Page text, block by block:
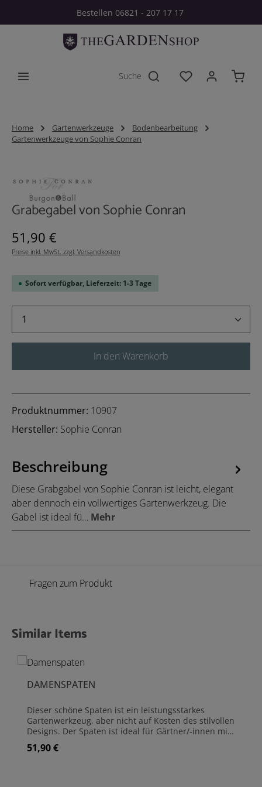
Zum Hauptinhalt springenBestellen 06821 - 207 17 17
Du hast 0
Home Gartenwerkzeuge
Bodenbearbeitung
Gartenwerkzeuge von Sophie Conran
Grabegabel von Sophie Conran
Regulärer Preis:
51,90 €
Preise inkl. MwSt. zzgl. Versandkosten
Sofort verfügbar, Lieferzeit: 1-3 Tage
Produkt Anzahl: Gib den gewünschten
In den Warenkorb
Produktnummer: 10907
Hersteller: Sophie Conran
Beschreibung
Diese Grabgabel von Sophie Conran ist leicht, elegant
aber dennoch ein vollwertiges Gartenwerkzeug. Die
Gabel ist ideal fü… Mehr
Fragen zum Produkt
Produktgalerie überspringen
Similar Items
DAMENSPATEN
Dieser schöne Spaten ist ein leistungsstarkes
Gartenwerkzeug, aber nicht auf Kosten des stilvollen
Designs. Der Spaten ist ideal für Gärtner/-innen mit
kleinerer Statur, da er etwas kürzer und leichter ist
als die Standardspaten. Der T-förmige Griff
Regulärer Preis:
51,90 €